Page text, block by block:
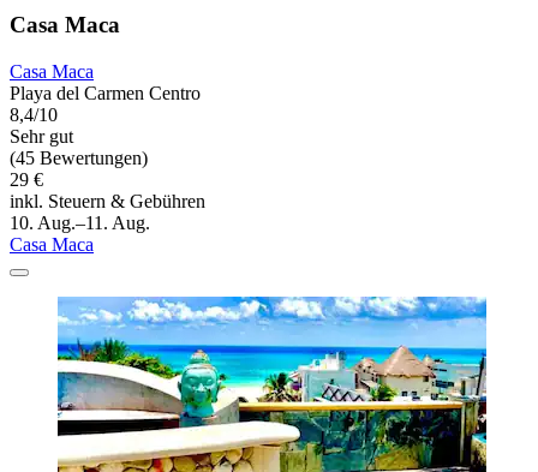
Casa Maca
Casa Maca
Playa del Carmen Centro
8,4/10
Sehr gut
(45 Bewertungen)
29 €
inkl. Steuern & Gebühren
10. Aug.–11. Aug.
Casa Maca